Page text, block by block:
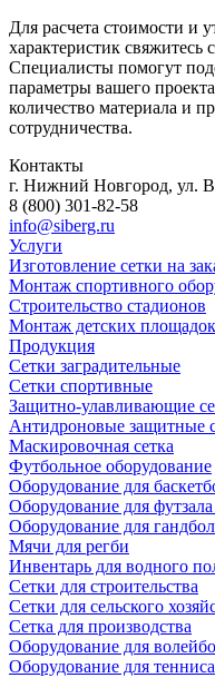
Для расчета стоимости и
характеристик
Специалисты помогут
параметры вашего
количество материала и
сотрудничества.
Контакты
г. Нижний Новгород, ул.
8 (800) 301-82-58
info@siberg.ru
Услуги
Изготовление сетки на
Монтаж спортивного
Строительство стадионов
Монтаж детских
Продукция
Сетки заградительные
Сетки спортивные
Защитно-улавливающие
Антидроновые защитные
Маскировочная сетка
Футбольное оборудование
Оборудование для
Оборудование для
Оборудование для
Мячи для регби
Инвентарь для водного
Сетки для строительства
Сетки для сельского
Сетка для производства
Оборудование для
Оборудование для тенниса